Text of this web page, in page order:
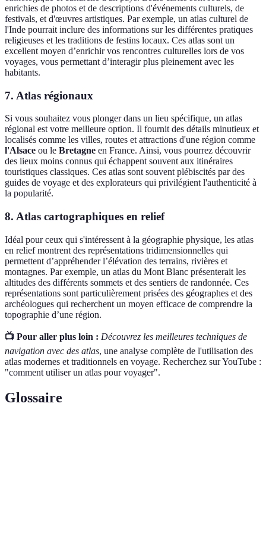
enrichies de photos et de descriptions d'événements culturels, de
festivals, et d'œuvres artistiques. Par exemple, un atlas culturel de
l'Inde pourrait inclure des informations sur les différentes pratiques
religieuses et les traditions de festins locaux. Ces atlas sont un
excellent moyen d’enrichir vos rencontres culturelles lors de vos
voyages, vous permettant d’interagir plus pleinement avec les
habitants.
7. Atlas régionaux
Si vous souhaitez vous plonger dans un lieu spécifique, un atlas
régional est votre meilleure option. Il fournit des détails minutieux et
localisés comme les villes, routes et attractions d'une région comme
l'Alsace ou le Bretagne en France. Ainsi, vous pourrez découvrir
des lieux moins connus qui échappent souvent aux itinéraires
touristiques classiques. Ces atlas sont souvent plébiscités par des
guides de voyage et des explorateurs qui privilégient l'authenticité à
la popularité.
8. Atlas cartographiques en relief
Idéal pour ceux qui s'intéressent à la géographie physique, les atlas
en relief montrent des représentations tridimensionnelles qui
permettent d’appréhender l’élévation des terrains, rivières et
montagnes. Par exemple, un atlas du Mont Blanc présenterait les
altitudes des différents sommets et des sentiers de randonnée. Ces
représentations sont particulièrement prisées des géographes et des
archéologues qui recherchent un moyen efficace de comprendre la
topographie d’une région.
📺 Pour aller plus loin : Découvrez les meilleures techniques de
navigation avec des atlas, une analyse complète de l'utilisation des
atlas modernes et traditionnels en voyage. Recherchez sur YouTube :
"comment utiliser un atlas pour voyager".
Glossaire